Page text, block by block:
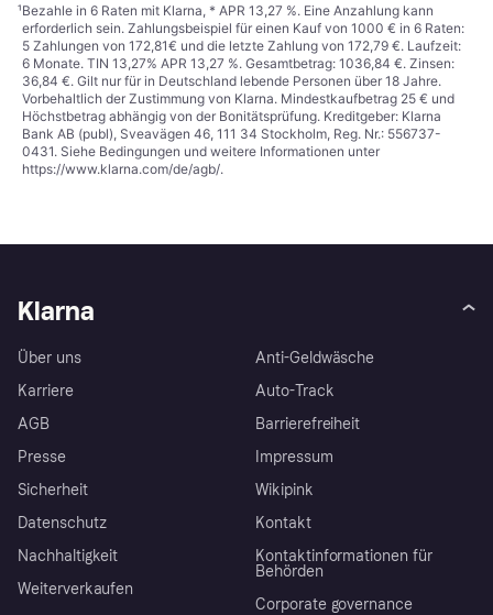
¹Bezahle in 6 Raten mit Klarna, * APR 13,27 %. Eine Anzahlung kann
erforderlich sein. Zahlungsbeispiel für einen Kauf von 1000 € in 6 Raten:
5 Zahlungen von 172,81€ und die letzte Zahlung von 172,79 €. Laufzeit:
6 Monate. TIN 13,27% APR 13,27 %. Gesamtbetrag: 1036,84 €. Zinsen:
36,84 €. Gilt nur für in Deutschland lebende Personen über 18 Jahre.
Vorbehaltlich der Zustimmung von Klarna. Mindestkaufbetrag 25 € und
Höchstbetrag abhängig von der Bonitätsprüfung. Kreditgeber: Klarna
Bank AB (publ), Sveavägen 46, 111 34 Stockholm, Reg. Nr.: 556737-
0431. Siehe Bedingungen und weitere Informationen unter
https://www.klarna.com/de/agb/.
Klarna
Über uns
Karriere
AGB
Presse
Sicherheit
Datenschutz
Nachhaltigkeit
Weiterverkaufen
Anti-Geldwäsche
Auto-Track
Barrierefreiheit
Impressum
Wikipink
Kontakt
Kontaktinformationen für
Behörden
Corporate governance